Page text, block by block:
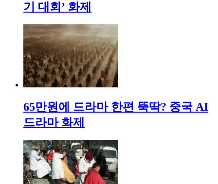
기 대회’ 화제
65만원에 드라마 한편 뚝딱? 중국 AI
드라마 화제